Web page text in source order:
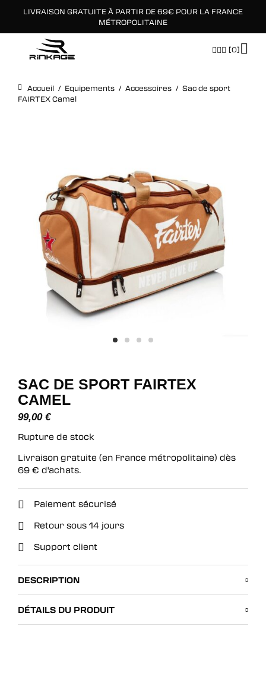
LIVRAISON GRATUITE À PARTIR DE 69€ POUR LA FRANCE
MÉTROPOLITAINE
[0]
Accueil / Equipements / Accessoires / Sac de sport
FAIRTEX Camel
SAC DE SPORT FAIRTEX
CAMEL
99,00 €
Rupture de stock
Livraison gratuite (en France métropolitaine) dès
69 € d'achats.
Paiement sécurisé
Retour sous 14 jours
Support client
DESCRIPTION
DÉTAILS DU PRODUIT